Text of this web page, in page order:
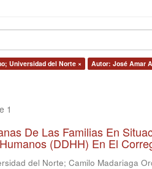
Universidad del Norte × Autor: José Amar
1
De Las Familias En
(DDHH) En El
del Norte; Camilo Madariaga